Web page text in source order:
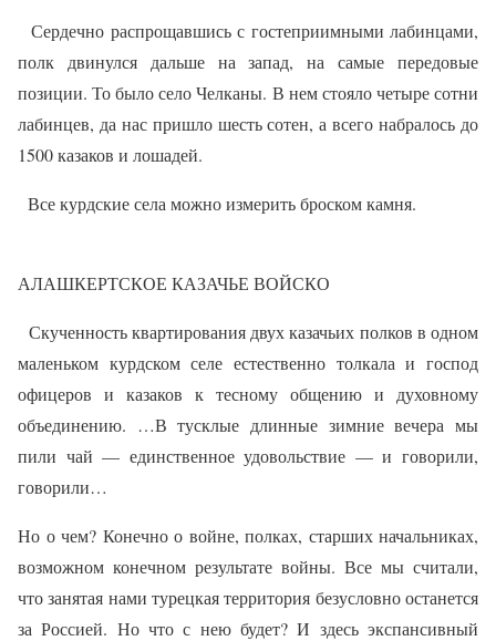
Сердечно распрощавшись с гостеприимными лабинцами,
полк двинулся дальше на запад, на самые передовые
позиции. То было село Челканы. В нем стояло четыре сотни
лабинцев, да нас пришло шесть сотен, а всего набралось до
1500 казаков и лошадей.
Все курдские села можно измерить броском камня.
АЛАШКЕРТСКОЕ КАЗАЧЬЕ ВОЙСКО
Скученность квартирования двух казачьих полков в одном
маленьком курдском селе естественно толкала и господ
офицеров и казаков к тесному общению и духовному
объединению. …В тусклые длинные зимние вечера мы
пили чай — единственное удовольствие — и говорили,
говорили…
Но о чем? Конечно о войне, полках, старших начальниках,
возможном конечном результате войны. Все мы считали,
что занятая нами турецкая территория безусловно останется
за Россией. Но что с нею будет? И здесь экспансивный